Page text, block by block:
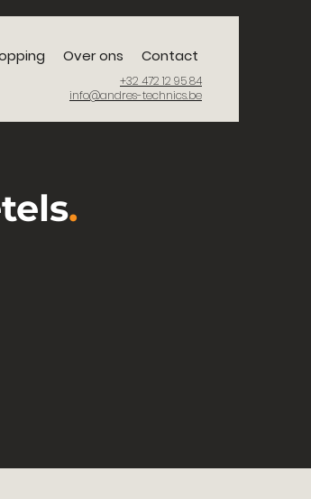
Over ons Contact
+32 472 12 95 84
info@andres-technics.be
.